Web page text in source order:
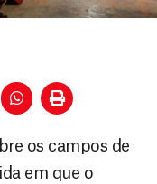
os campos de
em que o